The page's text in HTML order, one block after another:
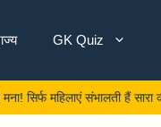
GK Quiz
संभालती हैं सारा काम